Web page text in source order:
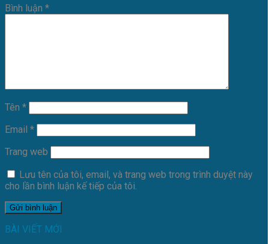
Bình luận *
Tên *
Email *
Trang web
Lưu tên của tôi, email, và trang web trong trình duyệt này
cho lần bình luận kế tiếp của tôi.
BÀI VIẾT MỚI